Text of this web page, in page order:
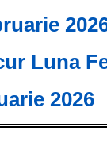
Luna
2026